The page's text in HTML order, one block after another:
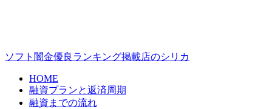
ソフト闇金優良ランキング掲載店のシリカ
HOME
融資プランと返済周期
融資までの流れ